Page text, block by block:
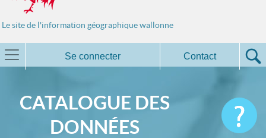
Le site de l'information géographique wallonne
Se connecter Contact
CATALOGUE DES
DONNÉES